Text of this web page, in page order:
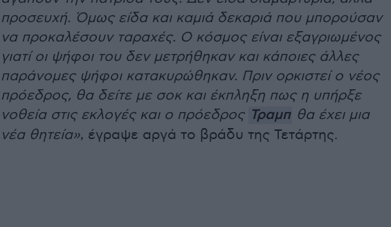
προσευχή. Όμως είδα και καμιά δεκαριά που μπορούσαν
να προκαλέσουν ταραχές. Ο κόσμος είναι εξαγριωμένος
γιατί οι ψήφοι του δεν μετρήθηκαν και κάποιες άλλες
παράνομες ψήφοι κατακυρώθηκαν. Πριν ορκιστεί ο νέος
πρόεδρος, θα δείτε με σοκ και έκπληξη πως η υπήρξε
νοθεία στις εκλογές και ο πρόεδρος Τραμπ θα έχει μια
νέα θητεία», έγραψε αργά το βράδυ της Τετάρτης.